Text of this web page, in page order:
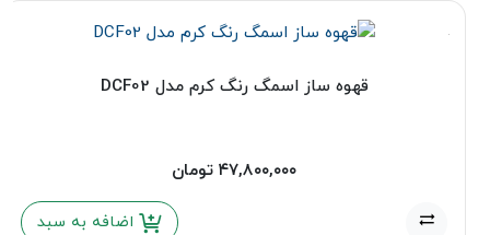
قهوه ساز اسمگ رنگ کرم مدل DCF02
۴۷,۸۰۰,۰۰۰ تومان
اضافه به سبد